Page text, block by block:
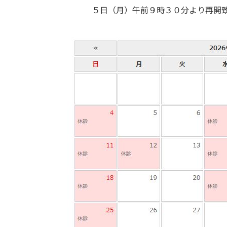
５日（月）午前９時３０分より再開致